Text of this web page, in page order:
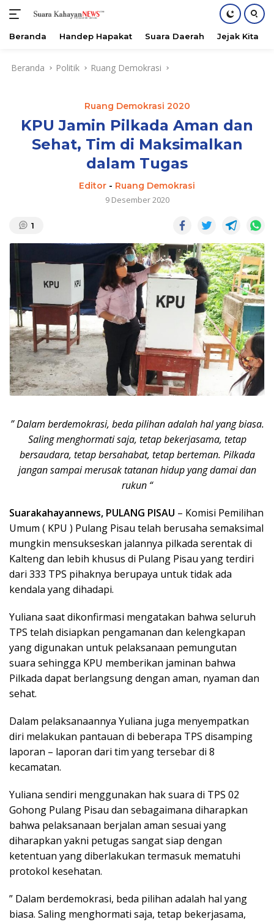
Beranda Handep Hapakat Suara Daerah Jejak Kita
Beranda Politik Ruang Demokrasi
Ruang Demokrasi 2020
KPU Jamin Pilkada Aman dan
Sehat, Tim di Maksimalkan
dalam Tugas
Editor - Ruang Demokrasi
9 Desember 2020
1
” Dalam berdemokrasi, beda pilihan adalah hal yang biasa.
Saling menghormati saja, tetap bekerjasama, tetap
bersaudara, tetap bersahabat, tetap berteman. Pilkada
jangan sampai merusak tatanan hidup yang damai dan
rukun “
Suarakahayannews, PULANG PISAU – Komisi Pemilihan
Umum ( KPU ) Pulang Pisau telah berusaha semaksimal
mungkin mensukseskan jalannya pilkada serentak di
Kalteng dan lebih khusus di Pulang Pisau yang terdiri
dari 333 TPS pihaknya berupaya untuk tidak ada
kendala yang dihadapi.
Yuliana saat dikonfirmasi mengatakan bahwa seluruh
TPS telah disiapkan pengamanan dan kelengkapan
yang digunakan untuk pelaksanaan pemungutan
suara sehingga KPU memberikan jaminan bahwa
Pilkada dapat berlangsung dengan aman, nyaman dan
sehat.
Dalam pelaksanaannya Yuliana juga menyempatkan
diri melakukan pantauan di beberapa TPS disamping
laporan – laporan dari tim yang tersebar di 8
kecamatan.
Yuliana sendiri menggunakan hak suara di TPS 02
Gohong Pulang Pisau dan sebagaimana diharapkan
bahwa pelaksanaan berjalan aman sesuai yang
diharapkan yakni petugas sangat siap dengan
ketentuan yang diberlakukan termasuk mematuhi
protokol kesehatan.
” Dalam berdemokrasi, beda pilihan adalah hal yang
biasa. Saling menghormati saja, tetap bekerjasama,